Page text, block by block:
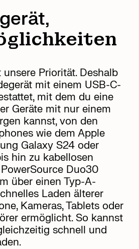
Priorität. Deshalb
mit einem USB-C-
mit dem du eine
Geräte mit nur einem
kannst, von den
wie dem Apple
Galaxy S24 oder
hin zu kabellosen
Duo30
über einen Typ-A-
Laden älterer
Kameras, Tablets oder
ermöglicht. So kannst
schnell und